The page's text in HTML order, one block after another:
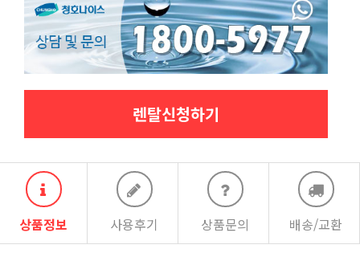
렌탈신청하기
상품정보 사용후기 상품문의 배송/교환